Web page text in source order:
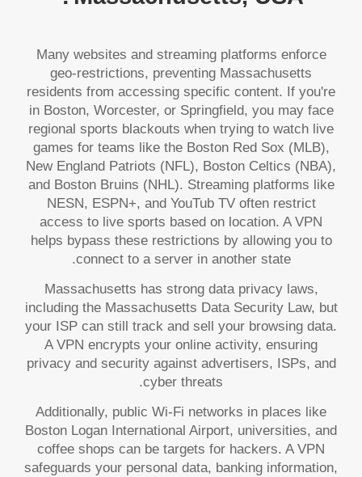
Many websites and streaming platforms enforce
geo-restrictions, preventing Massachusetts
residents from accessing specific content. If you're
in Boston, Worcester, or Springfield, you may face
regional sports blackouts when trying to watch live
games for teams like the Boston Red Sox (MLB),
New England Patriots (NFL), Boston Celtics (NBA),
and Boston Bruins (NHL). Streaming platforms like
NESN, ESPN+, and YouTub TV often restrict
access to live sports based on location. A VPN
helps bypass these restrictions by allowing you to
connect to a server in another state.
Massachusetts has strong data privacy laws,
including the Massachusetts Data Security Law, but
your ISP can still track and sell your browsing data.
A VPN encrypts your online activity, ensuring
privacy and security against advertisers, ISPs, and
cyber threats.
Additionally, public Wi-Fi networks in places like
Boston Logan International Airport, universities, and
coffee shops can be targets for hackers. A VPN
safeguards your personal data, banking information,